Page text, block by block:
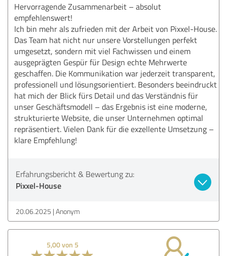
Hervorragende Zusammenarbeit – absolut
empfehlenswert!
Ich bin mehr als zufrieden mit der Arbeit von Pixxel-House.
Das Team hat nicht nur unsere Vorstellungen perfekt
umgesetzt, sondern mit viel Fachwissen und einem
ausgeprägten Gespür für Design echte Mehrwerte
geschaffen. Die Kommunikation war jederzeit transparent,
professionell und lösungsorientiert. Besonders beeindruckt
hat mich der Blick fürs Detail und das Verständnis für
unser Geschäftsmodell – das Ergebnis ist eine moderne,
strukturierte Website, die unser Unternehmen optimal
repräsentiert. Vielen Dank für die exzellente Umsetzung –
klare Empfehlung!
Erfahrungsbericht & Bewertung zu:
Pixxel-House
20.06.2025 Anonym
5,00 von 5